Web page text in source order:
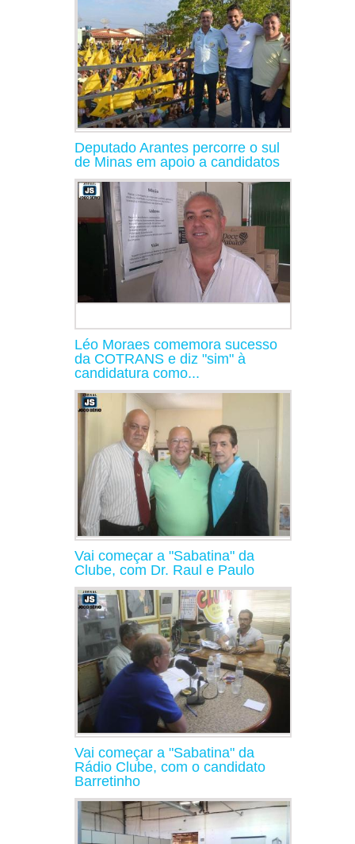
Deputado Arantes percorre o sul
de Minas em apoio a candidatos
Léo Moraes comemora sucesso
da COTRANS e diz "sim" à
candidatura como...
Vai começar a "Sabatina" da
Clube, com Dr. Raul e Paulo
Vai começar a "Sabatina" da
Rádio Clube, com o candidato
Barretinho